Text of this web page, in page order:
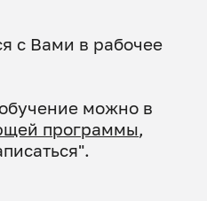
с Вами в рабочее
можно в
программы,